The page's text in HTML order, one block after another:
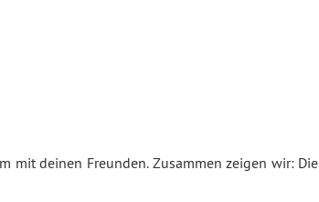
mit deinen Freunden. Zusammen zeigen wir: Die